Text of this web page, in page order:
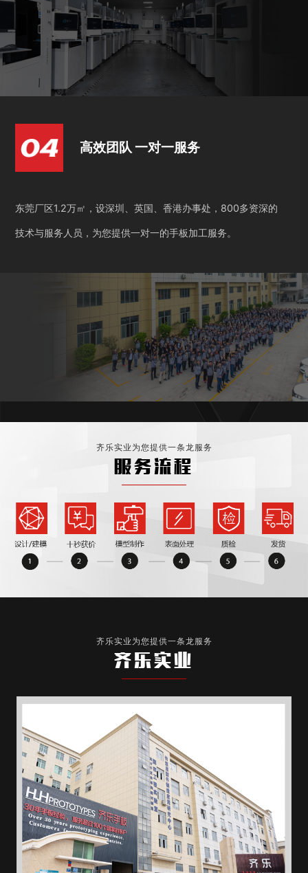
高效团队 一对一服务
东莞厂区1.2万㎡，设深圳、英国、香港办事处，800多资深的
技术与服务人员，为您提供一对一的手板加工服务。
齐乐实业为您提供一条龙服务
服务流程
齐乐实业为您提供一条龙服务
齐乐实业